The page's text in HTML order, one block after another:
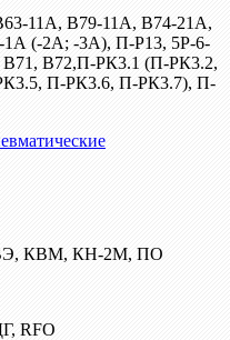
11А, В79-11А, В74-21А,
(-2А; -3А), П-Р13, 5Р-6-
В72,П-РК3.1 (П-РК3.2,
П-РК3.6, П-РК3.7), П-
КВМ, КН-2М, ПО
RFO